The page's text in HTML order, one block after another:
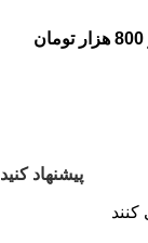
پیشنهاد کنید